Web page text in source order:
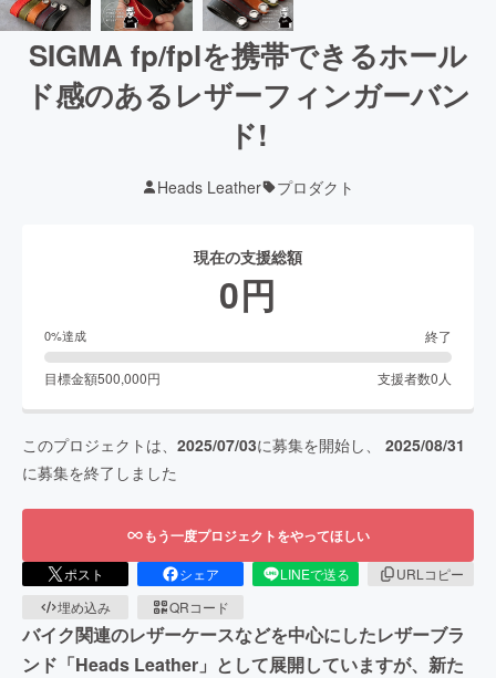
SIGMA fp/fplを携帯できるホール
ド感のあるレザーフィンガーバン
ド!
Heads Leather プロダクト
現在の支援総額
0円
0%達成 終了
目標金額500,000円 支援者数0 人
このプロジェクトは、 2025/07/03に募集を開始し、 2025/08/31
に募集を終了しました
もう一度プロジェクトをやってほしい
ポスト シェア LINEで送る
URLコピー
埋め込み
QRコード
バイク関連のレザーケースなどを中心にしたレザーブラ
ンド「Heads Leather」として展開していますが、新た